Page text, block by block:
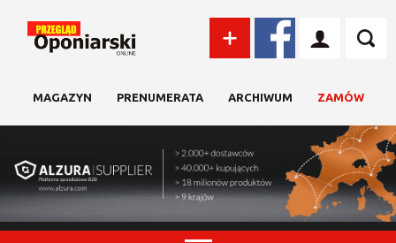
MAGAZYN PRENUMERATA ARCHIWUM ZAMÓW